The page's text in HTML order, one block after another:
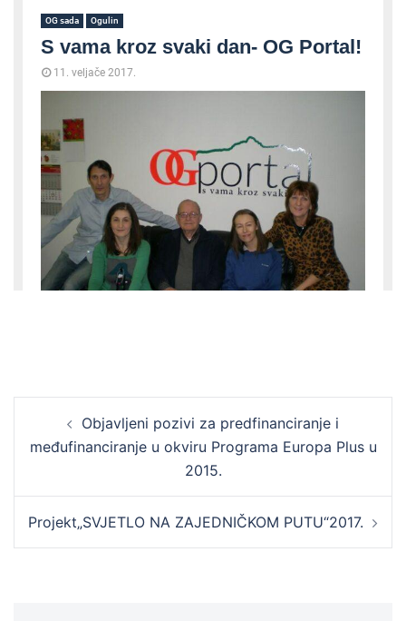
navigationObjavljeni pozivi za predfinanciranje i
međufinanciranje u okviru Programa Europa Plus u
2015.
Projekt„SVJETLO NA ZAJEDNIČKOM PUTU“2017.